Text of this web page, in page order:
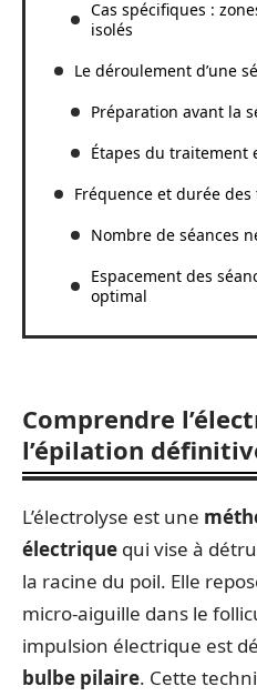
Cas spécifiques :
isolés
Le déroulement d’une
Préparation avant la
Étapes du traitement
Fréquence et durée
Nombre de séances
Espacement des
optimal
Comprendre
l’épilation
L’électrolyse est une
électrique qui vise à
la racine du poil. Elle
micro-aiguille dans le
impulsion électrique est
bulbe pilaire. Cette